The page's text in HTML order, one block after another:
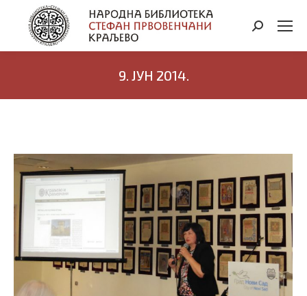
Search:
9. ЈУН 2014.